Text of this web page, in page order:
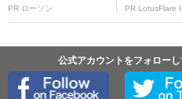
PR ローソン PR LotusFlare
公式アカウントをフォロー